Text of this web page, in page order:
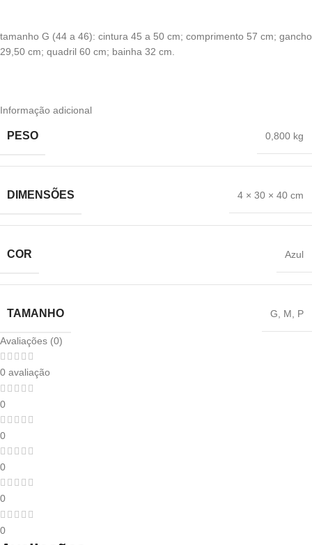
tamanho G (44 a 46): cintura 45 a 50 cm; comprimento 57 cm; gancho
29,50 cm; quadril 60 cm; bainha 32 cm.
Informação adicional
PESO 0,800 kg
DIMENSÕES 4 × 30 × 40 cm
COR Azul
TAMANHO G M P
Avaliações (0)
0 avaliação
0
0
0
0
0